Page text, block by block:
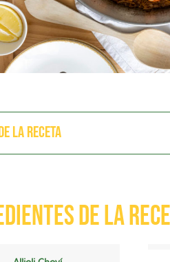
la receta
de la